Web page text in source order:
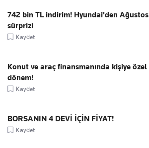
742 bin TL indirim! Hyundai'den Ağustos
sürprizi
Kaydet
Konut ve araç finansmanında kişiye özel
dönem!
Kaydet
BORSANIN 4 DEVİ İÇİN FİYAT!
Kaydet